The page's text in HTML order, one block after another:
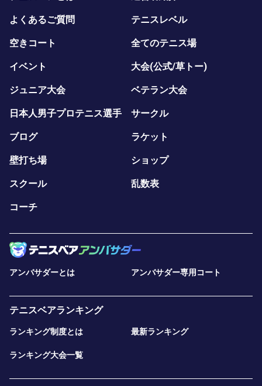
よくあるご質問 テニスレベル
空きコート 全てのテニス場
イベント 大会(公式/草トー)
ジュニア大会 ベテラン大会
日本人男子プロテニス選手 サークル
ブログ ラケット
壁打ち場 ショップ
スクール 乱数表
コーチ
アンバサダーとは アンバサダー専用コート
テニスベアランキング
ランキング制度とは 最新ランキング
ランキング大会一覧